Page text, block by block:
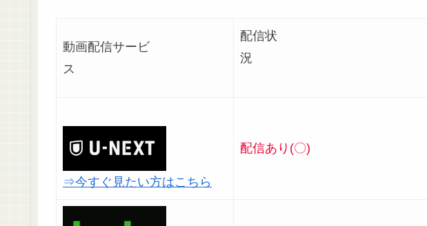
動画配信サービ
ス
配信状
況
⇒今すぐ見たい方はこちら
配信あり(〇)